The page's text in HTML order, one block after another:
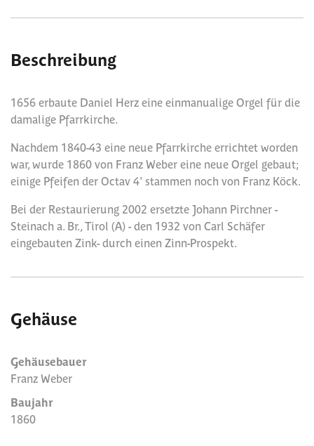
Beschreibung
1656 erbaute Daniel Herz eine einmanualige Orgel für die
damalige Pfarrkirche.
Nachdem 1840-43 eine neue Pfarrkirche errichtet worden
war, wurde 1860 von Franz Weber eine neue Orgel gebaut;
einige Pfeifen der Octav 4' stammen noch von Franz Köck.
Bei der Restaurierung 2002 ersetzte Johann Pirchner -
Steinach a. Br., Tirol (A) - den 1932 von Carl Schäfer
eingebauten Zink- durch einen Zinn-Prospekt.
Gehäuse
Gehäusebauer
Franz Weber
Baujahr
1860